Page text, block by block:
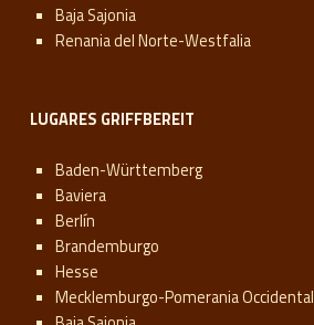
Baja Sajonia
Renania del Norte-Westfalia
LUGARES GRIFFBEREIT
Baden-Württemberg
Baviera
Berlín
Brandemburgo
Hesse
Mecklemburgo-Pomerania Occidental